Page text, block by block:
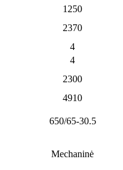
1250
2370
4
4
2300
4910
650/65-30.5
Mechaninė